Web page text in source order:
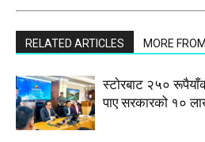
RELATED ARTICLES MORE
स्टाेरबाट २५०
पाए सरकारको १०